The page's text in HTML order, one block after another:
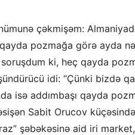
çəkmişəm:
pozmağa görə ayda
ki, heç qayda
idi: “Çünki bizdə
isə addımbaşı qayda
Sabit Orucov
şəbəkəsinə aid iri